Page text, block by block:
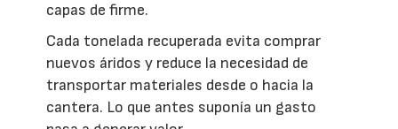
capas de firme.
Cada tonelada recuperada evita comprar
nuevos áridos y reduce la necesidad de
transportar materiales desde o hacia la
cantera. Lo que antes suponía un gasto